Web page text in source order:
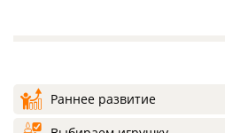
Раннее развитие